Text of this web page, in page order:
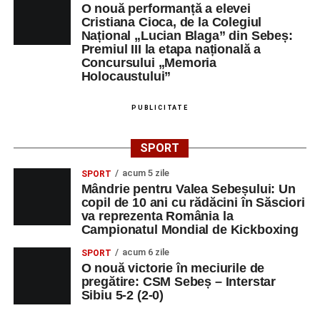
O nouă performanță a elevei
Cristiana Cioca, de la Colegiul
Național „Lucian Blaga” din Sebeș:
Premiul III la etapa națională a
Concursului „Memoria
Holocaustului”
PUBLICITATE
SPORT
SPORT acum 5 zile
Mândrie pentru Valea Sebeșului: Un
copil de 10 ani cu rădăcini în Săsciori
va reprezenta România la
Campionatul Mondial de Kickboxing
SPORT acum 6 zile
O nouă victorie în meciurile de
pregătire: CSM Sebeș – Interstar
Sibiu 5-2 (2-0)